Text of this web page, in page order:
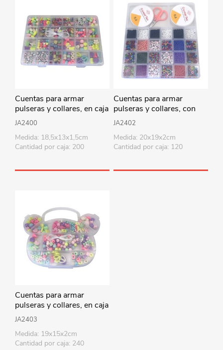
Cuentas para armar
pulseras y collares, en caja
de plástico
JA2400
Medida: 18,5x13x1,5cm
Cantidad por caja: 200
Cuentas para armar
pulseras y collares, con
accesorios en caja de
plástico
JA2402
Medida: 20x19x2cm
Cantidad por caja: 120
Cuentas para armar
pulseras y collares, en caja
de plástico
JA2403
Medida: 19x15x2cm
Cantidad por caja: 240